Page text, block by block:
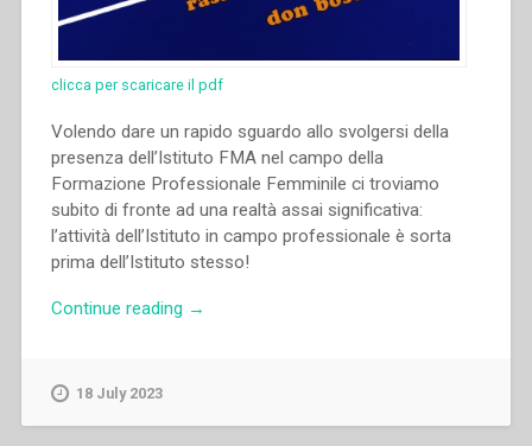
clicca per scaricare il pdf
Volendo dare un rapido sguardo allo svolgersi della
presenza dell’Istituto FMA nel campo della
Formazione Professionale Femminile ci troviamo
subito di fronte ad una realtà assai significativa:
l’attività dell’Istituto in campo professionale è sorta
prima dell’Istituto stesso!
Continue reading “Orsolina
→
18 July 2023